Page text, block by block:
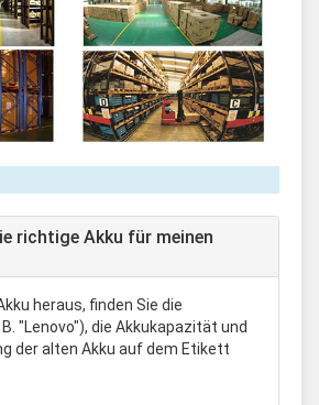
richtige Akku für meinen
heraus, finden Sie die
"Lenovo"), die Akkukapazität und
der alten Akku auf dem Etikett